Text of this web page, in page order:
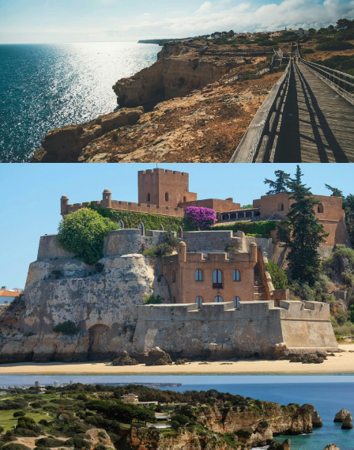
Museo Arqueológico – Ubicado en elConvento de
Nossa Senhora da Assunção del siglo XVI, este es el
museo más antiguo del Algarve, y exhibe artefactos
de los períodos romano, árabe y moderno.
El Puerto y la Costa de Faro
La zona del puerto es animada y pintoresca, y cuenta con:
Jardines y cafeterias al aire libre con vista a los yates.
Una ruta panorámica a pie por el paseo marítimo,
siguiendo las vias del ferrocarril y pasando por un
pequeño arco que conduce de regreso al casco
antiguo.
Centro Ciência Viva– Un centro científico
interactivo con exhibiciones sobre astronomía y la
influencia del sol.
Lugares de Interés Cultural y Religioso
Para los amantes de la historia y la cultura, Faro ofrece
varios sitios fascinantes:
Rua de Santo António– Una calle animada llena de
bares, restaurantes y tiendas, perfecta para un
recorrido a pie.